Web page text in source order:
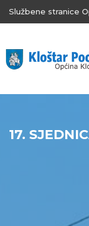
Službene stranice
17.